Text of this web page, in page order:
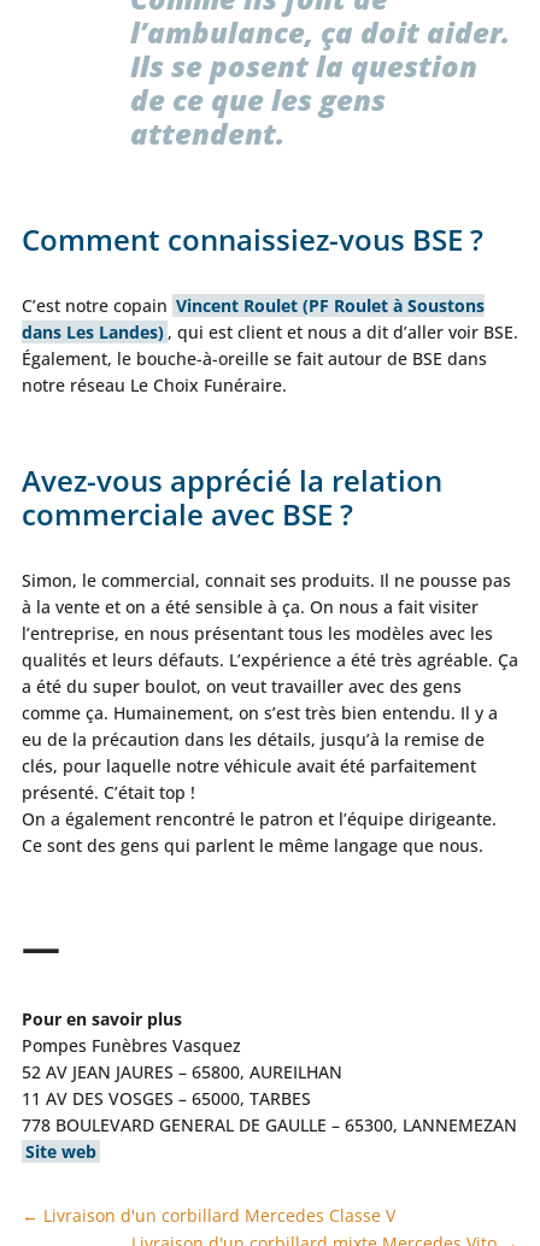
l’ambulance, ça doit aider.
Ils se posent la question
de ce que les gens
attendent.
Comment connaissiez-vous BSE ?
C’est notre copain Vincent Roulet (PF Roulet à Soustons
dans Les Landes) , qui est client et nous a dit d’aller voir BSE.
Également, le bouche-à-oreille se fait autour de BSE dans
notre réseau Le Choix Funéraire.
Avez-vous apprécié la relation
commerciale avec BSE ?
Simon, le commercial, connait ses produits. Il ne pousse pas
à la vente et on a été sensible à ça. On nous a fait visiter
l’entreprise, en nous présentant tous les modèles avec les
qualités et leurs défauts. L’expérience a été très agréable. Ça
a été du super boulot, on veut travailler avec des gens
comme ça. Humainement, on s’est très bien entendu. Il y a
eu de la précaution dans les détails, jusqu’à la remise de
clés, pour laquelle notre véhicule avait été parfaitement
présenté. C’était top !
On a également rencontré le patron et l’équipe dirigeante.
Ce sont des gens qui parlent le même langage que nous.
—
Pour en savoir plus
Pompes Funèbres Vasquez
52 AV JEAN JAURES – 65800, AUREILHAN
11 AV DES VOSGES – 65000, TARBES
778 BOULEVARD GENERAL DE GAULLE – 65300, LANNEMEZAN
Site web
← Livraison d'un corbillard Mercedes Classe V